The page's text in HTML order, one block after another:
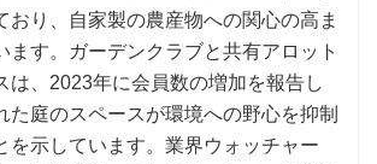
おり、自家製の農産物への関心の高ま
ます。ガーデンクラブと共有アロット
は、2023年に会員数の増加を報告し
た庭のスペースが環境への野心を抑制
を示しています。業界ウォッチャー